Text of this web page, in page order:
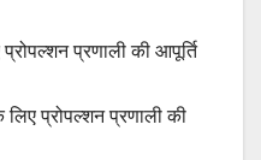
प्रणाली की आपूर्ति
प्रोपल्शन प्रणाली की